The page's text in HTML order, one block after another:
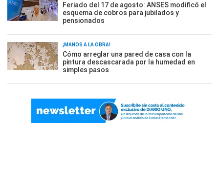
Feriado del 17 de agosto: ANSES modificó el
esquema de cobros para jubilados y
pensionados
¡MANOS A LA OBRA!
Cómo arreglar una pared de casa con la
pintura descascarada por la humedad en
simples pasos